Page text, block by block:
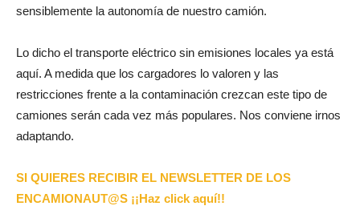
sensiblemente la autonomía de nuestro camión.
Lo dicho el transporte eléctrico sin emisiones locales ya está
aquí. A medida que los cargadores lo valoren y las
restricciones frente a la contaminación crezcan este tipo de
camiones serán cada vez más populares. Nos conviene irnos
adaptando.
SI QUIERES RECIBIR EL NEWSLETTER DE LOS
ENCAMIONAUT@S ¡¡Haz click aquí!!